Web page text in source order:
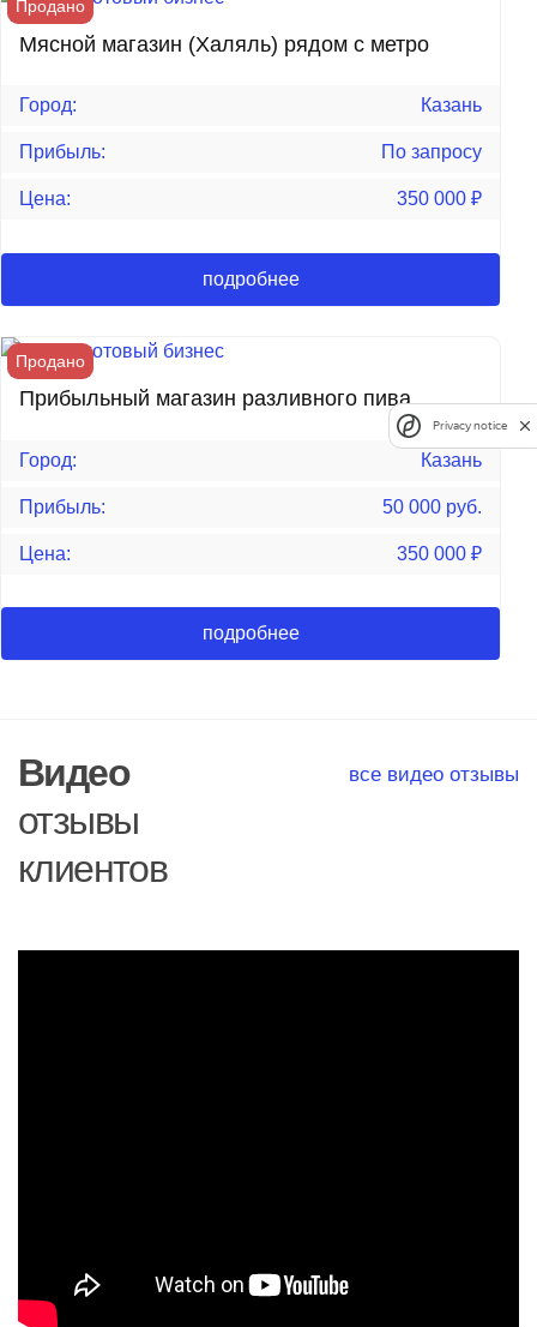
Продано
Мясной магазин (Халяль) рядом с метро
Город: Казань
Прибыль: По запросу
Цена: 350 000 ₽
подробнее
Продано
Прибыльный магазин разливного пива
Город: Казань
Прибыль: 50 000 руб.
Цена: 350 000 ₽
подробнее
Видео
отзывы
клиентов
все видео отзывы
Privacy notice